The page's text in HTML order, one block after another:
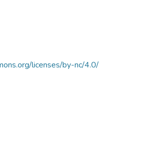
licenses/by-nc/4.0/